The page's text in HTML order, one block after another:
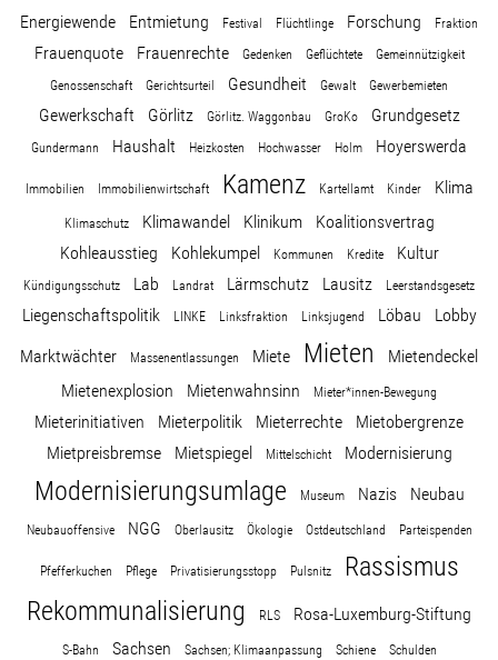
Energiewende Entmietung Festival Flüchtlinge Forschung Fraktion
Frauenquote Frauenrechte Gedenken Geflüchtete
Gemeinnützigkeit
Genossenschaft
Gerichtsurteil Gesundheit Gewalt Gewerbemieten
Gewerkschaft Görlitz Görlitz. Waggonbau GroKo Grundgesetz
Gundermann Haushalt Heizkosten Hochwasser Holm Hoyerswerda
Immobilien Immobilienwirtschaft Kamenz Kartellamt Kinder Klima
Klimaschutz Klimawandel Klinikum
Koalitionsvertrag
Kohleausstieg
Kohlekumpel Kommunen Kredite Kultur
Kündigungsschutz Lab Landrat Lärmschutz Lausitz Leerstandsgesetz
Liegenschaftspolitik LINKE Linksfraktion Linksjugend Löbau
Lobby
Marktwächter
Massenentlassungen Miete Mieten
Mietendeckel
Mietenexplosion
Mietenwahnsinn Mieter*innen-Bewegung
Mieterinitiativen Mieterpolitik Mieterrechte
Mietobergrenze
Mietpreisbremse
Mietspiegel Mittelschicht Modernisierung
Modernisierungsumlage Museum Nazis Neubau
Neubauoffensive NGG Oberlausitz Ökologie Ostdeutschland Parteispenden
Pfefferkuchen Pflege Privatisierungsstopp Pulsnitz
Rassismus
Rekommunalisierung
RLS Rosa-Luxemburg-Stiftung
S-Bahn Sachsen Sachsen; Klimaanpassung Schiene Schulden